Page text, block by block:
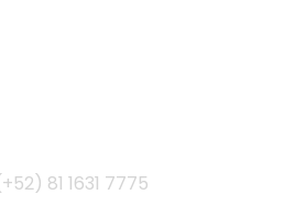
81 1631 7775